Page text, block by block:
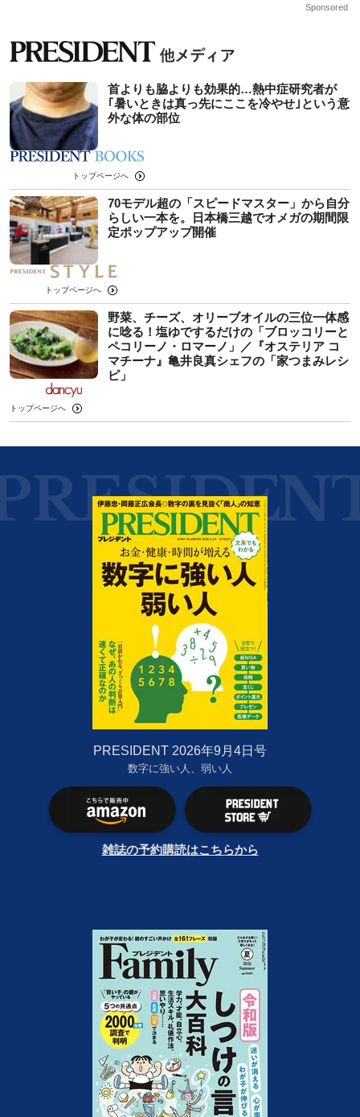
Sponsored
首よりも脇よりも効果的…熱中症研究者が
｢暑いときは真っ先にここを冷やせ｣という意
外な体の部位
トップページへ
70モデル超の「スピードマスター」から自分
らしい一本を。日本橋三越でオメガの期間限
定ポップアップ開催
トップページへ
野菜、チーズ、オリーブオイルの三位一体感
に唸る！塩ゆでするだけの「ブロッコリーと
ペコリーノ・ロマーノ」／『オステリア コ
マチーナ』亀井良真シェフの「家つまみレシ
ピ」
トップページへ
PRESIDENT 2026年9月4日号
数字に強い人、弱い人
雑誌の予約購読はこちらから